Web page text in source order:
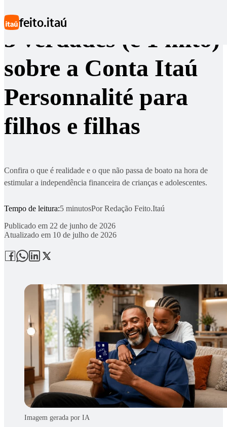
feito.itaú
3 verdades (e 1 mito)
sobre a Conta Itaú
Personnalité para
filhos e filhas
Confira o que é realidade e o que não passa de boato na hora de
estimular a independência financeira de crianças e adolescentes.
Tempo de leitura:5 minutosPorRedação Feito.Itaú
Publicado em 22 de junho de 2026
Atualizado em 10 de julho de 2026
Imagem gerada por IA